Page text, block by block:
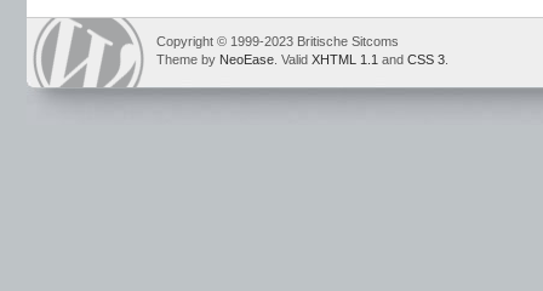
Copyright © 1999-2023 Britische Sitcoms
Theme by NeoEase . Valid XHTML 1.1 and CSS 3